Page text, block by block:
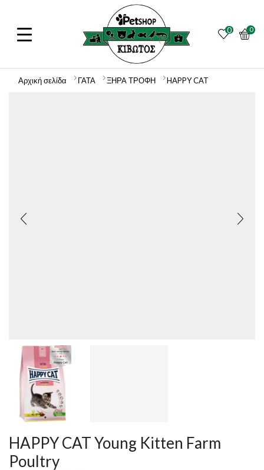
0 0
Αρχική σελίδα ΓΑΤΑ ΞΗΡΑ ΤΡΟΦΗ HAPPY CAT
HAPPY CAT Young Kitten Farm
Poultry